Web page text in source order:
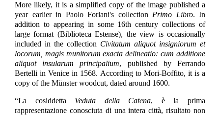
More likely, it is a simplified copy of the image published a
year earlier in Paolo Forlani's collection Primo Libro. In
addition to appearing in some 16th century collections of
large format (Biblioteca Estense), the view is occasionally
included in the collection Civitatum aliquot insigniorum et
locorum, magis munitorum exacta delineatio: cum additione
aliquot insularum principalium, published by Ferrando
Bertelli in Venice in 1568. According to Mori-Boffito, it is a
copy of the Münster woodcut, dated around 1600.
“La cosiddetta Veduta della Catena, è la prima
rappresentazione conosciuta di una intera città, risultato non